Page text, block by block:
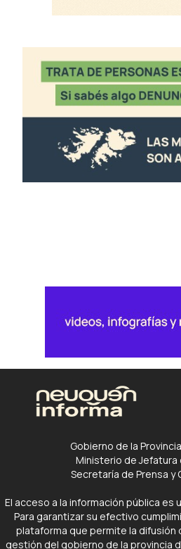
Gobierno de la
Ministerio de Jefatura
Secretaría de Prensa y
El acceso a la información pública es
Para garantizar su efectivo
plataforma que permite la difusión
gestión del gobierno de la provincia